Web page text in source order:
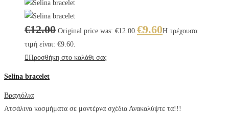
€12.00 Original price was: €12.00.€9.60Η τρέχουσα
τιμή είναι: €9.60.
Προσθήκη στο καλάθι σας
Selina bracelet
Βραχιόλια
Ατσάλινα κοσμήματα σε μοντέρνα σχέδια Ανακαλύψτε τα!!!